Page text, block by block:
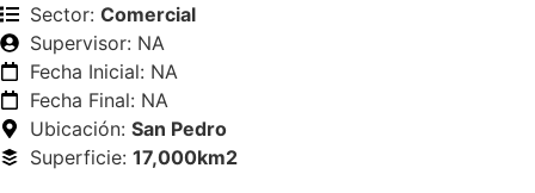
Sector: Comercial
Supervisor: NA
Fecha Inicial: NA
Fecha Final: NA
Ubicación: San Pedro
Superficie: 17,000km2